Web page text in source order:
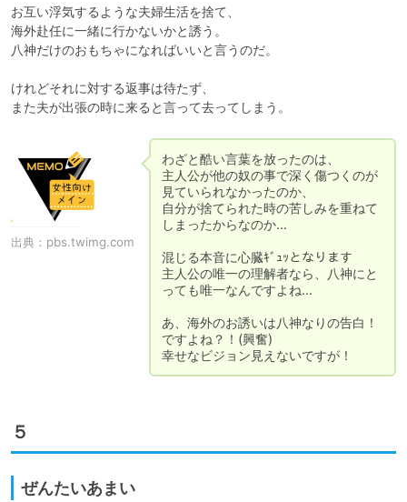
お互い浮気するような夫婦生活を捨て、
海外赴任に一緒に行かないかと誘う。
八神だけのおもちゃになればいいと言うのだ。
けれどそれに対する返事は待たず、
出典： pbs.twimg.com
わざと酷い言葉を放ったのは、
主人公が他の奴の事で深く傷つくのが
見ていられなかったのか、
自分が捨てられた時の苦しみを重ねて
しまったからなのか…
混じる本音に心臓ｷﾞｭｯとなります
主人公の唯一の理解者なら、八神にと
っても唯一なんですよね…
あ、海外のお誘いは八神なりの告白！
ですよね？！(興奮)
幸せなビジョン見えないですが！
５
ぜんたいあまい